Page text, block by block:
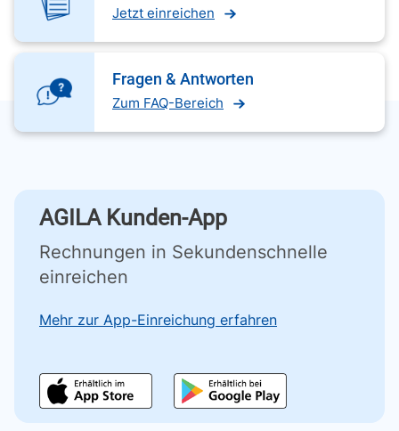
Jetzt einreichen
Fragen & Antworten
Zum FAQ-Bereich
AGILA Kunden-App
Rechnungen in Sekundenschnelle
einreichen
Mehr zur App-Einreichung erfahren